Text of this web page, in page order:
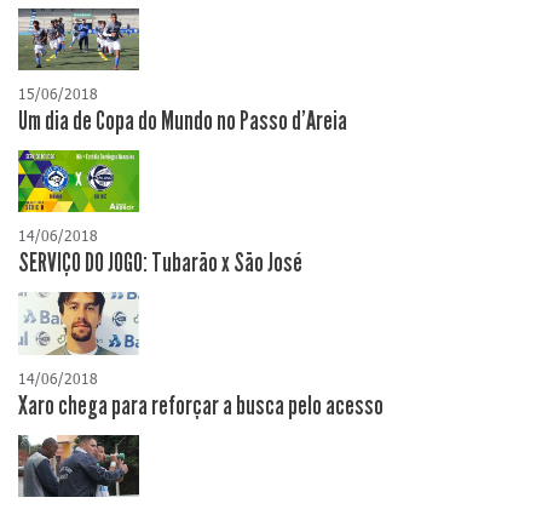
15/06/2018
Um dia de Copa do Mundo no Passo d'Areia
14/06/2018
SERVIÇO DO JOGO: Tubarão x São José
14/06/2018
Xaro chega para reforçar a busca pelo acesso